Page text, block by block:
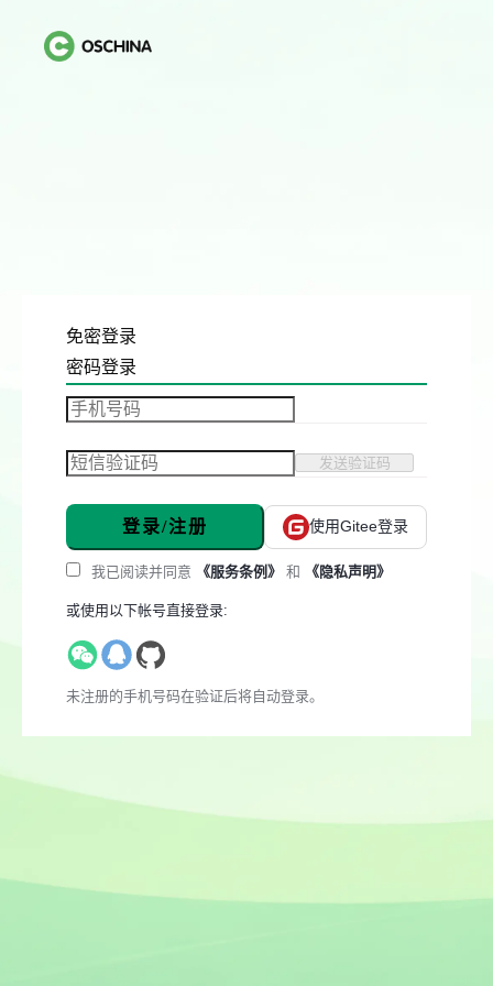
免密登录
密码登录
发送验证码
登录/注册 使用Gitee登录
我已阅读并同意 《服务条例》 和 《隐私声明》
或使用以下帐号直接登录:
未注册的手机号码在验证后将自动登录。